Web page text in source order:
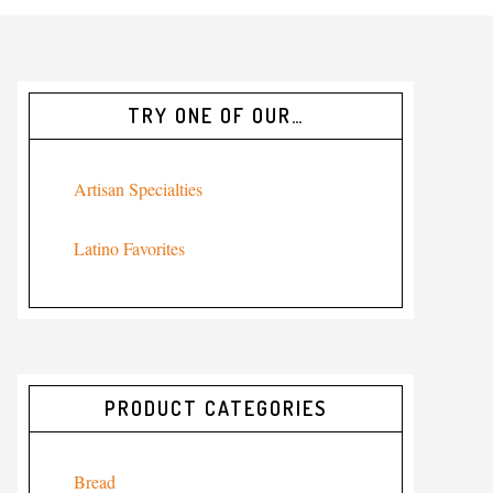
TRY ONE OF OUR…
Artisan Specialties
Latino Favorites
PRODUCT CATEGORIES
Bread